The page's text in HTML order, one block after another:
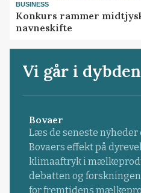
BUSINESS
Konkurs rammer
navneskifte
Vi går i
Bovaer
Læs de seneste nyheder
Bovaers effekt på
klimaaftryk i
debatten og
for fremtidens